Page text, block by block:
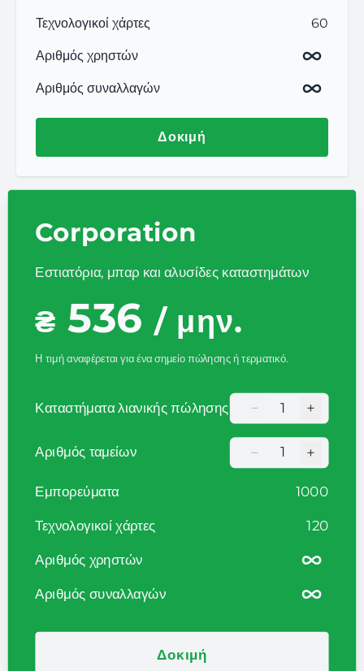
Τεχνολογικοί χάρτες 60
Αριθμός χρηστών
Αριθμός συναλλαγών
Δοκιμή
Corporation
Εστιατόρια, μπαρ και αλυσίδες καταστημάτων
₴ 536/ μην.
Η τιμή αναφέρεται για ένα σημείο πώλησης ή τερματικό.
Καταστήματα λιανικής πώλησης
Кількість
− +
Αριθμός ταμείων
Кількість
− +
Εμπορεύματα 1000
Τεχνολογικοί χάρτες 120
Αριθμός χρηστών
Αριθμός συναλλαγών
Δοκιμή